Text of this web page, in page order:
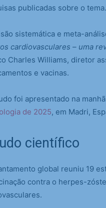
publicadas sobre o tema.
sistemática e meta-
cardiovasculares – uma
Charles Williams, diretor
e vacinas.
foi apresentado na
de 2025, em Madri,
científico
global reuniu 19
contra o herpes-